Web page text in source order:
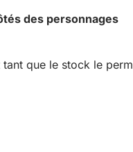
des personnages
que le stock le